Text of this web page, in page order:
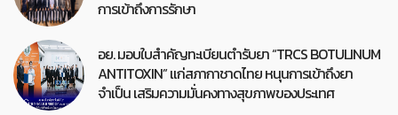
การเข้าถึงการรักษา
อย. มอบใบสำคัญทะเบียนตำรับยา “TRCS BOTULINUM
ANTITOXIN” แก่สภากาชาดไทย หนุนการเข้าถึงยา
จำเป็น เสริมความมั่นคงทางสุขภาพของประเทศ